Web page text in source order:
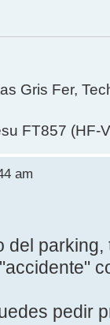
Gris Fer,
FT857 (HF-
am
del
pedir